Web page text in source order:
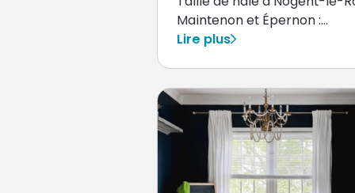
réglementation en
en Eure-et-Loir ?
Maintenon et Épernon :
découvrez la réglementation
légales et obligations
Conseils d’expert pour un
entretien conforme,
et sécurisé avec TSV28.
Lire plus